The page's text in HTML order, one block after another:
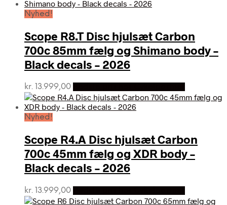
Nyhed!
Scope R8.T Disc hjulsæt Carbon
700c 85mm fælg og Shimano body –
Black decals – 2026
kr. 13.999,00
Nyhed!
Scope R4.A Disc hjulsæt Carbon
700c 45mm fælg og XDR body –
Black decals – 2026
kr. 13.999,00